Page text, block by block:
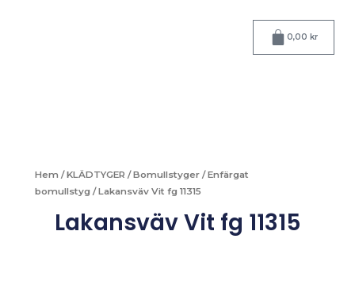
0,00 kr
Varukorg
Hem /KLÄDTYGER /Bomullstyger /Enfärgat
bomullstyg / Lakansväv Vit fg 11315
Lakansväv Vit fg 11315